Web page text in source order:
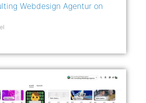
Webdesign Agentur on